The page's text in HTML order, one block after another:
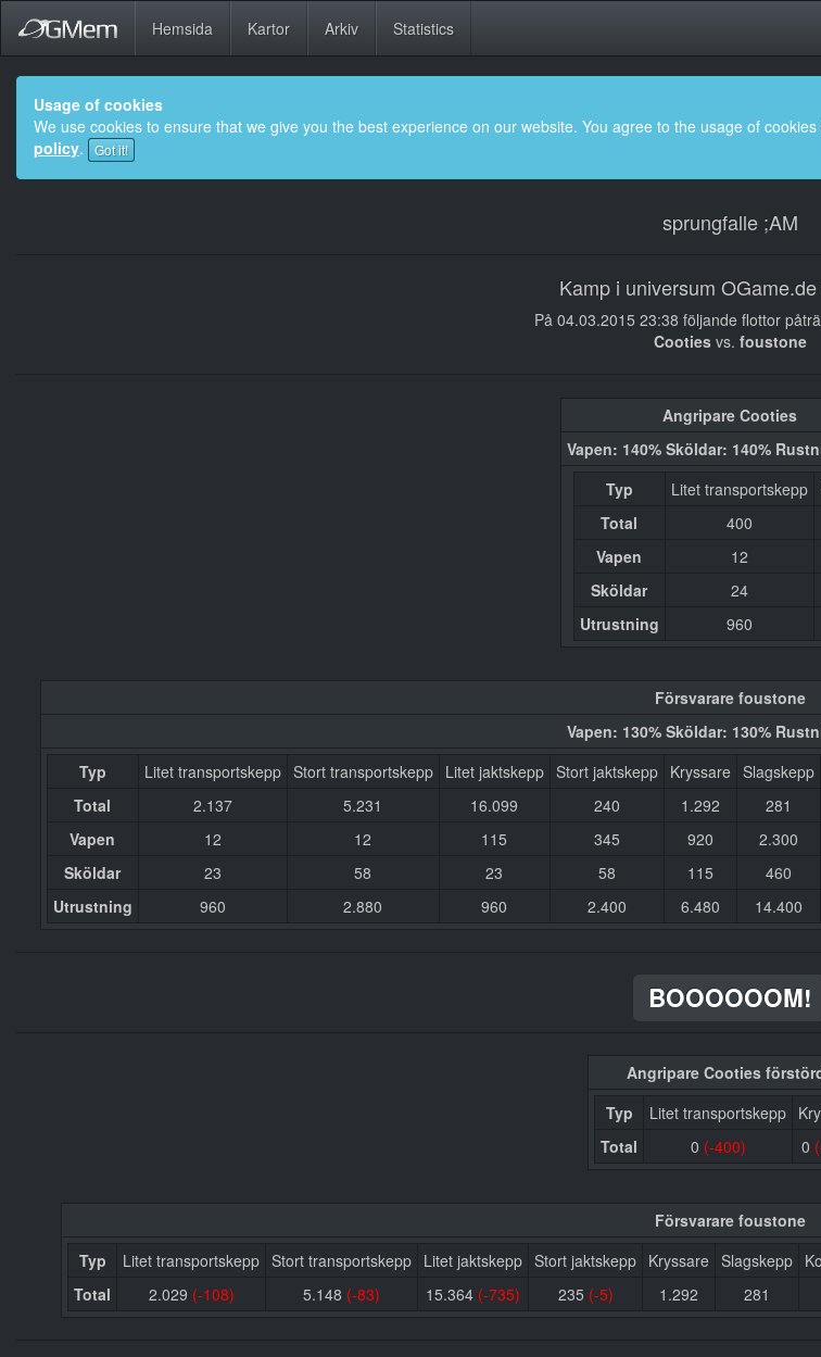
Hemsida Kartor Arkiv Statistics
Usage of cookies
We use cookies to ensure that we give you the best experience on our website. You agree to the usage of
policy. Got it!
sprungfalle ;AM
Kamp i universum
På 04.03.2015 23:38 följande flottor
Cootiesvs. foustone
Angripare Cooties
Vapen: 140% Sköldar: 140%
Typ
Litet transportskepp
Total
400
Vapen
12
Sköldar
24
Utrustning
960
Försvarare foustone
Vapen: 130% Sköldar: 130%
Typ
Litet transportskepp Stort transportskepp Litet jaktskepp Stort jaktskepp Kryssare Slagskepp
Total
2.137 5.231 16.099 240 1.292 281
Vapen
12 12 115 345 920 2.300
Sköldar
23 58 23 58 115 460
Utrustning
960 2.880 960 2.400 6.480 14.400
BOOOOOOM!
Angripare Cooties
Typ
Litet transportskepp
Total
0 (-400) 0
Försvarare foustone
Typ
Litet transportskepp Stort transportskepp Litet jaktskepp Stort jaktskepp Kryssare Slagskepp
Total
2.029 (-108) 5.148 (-83) 15.364 (-735) 235 (-5) 1.292 281